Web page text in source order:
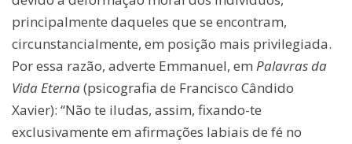
principalmente daqueles que se encontram,
circunstancialmente, em posição mais privilegiada.
Por essa razão, adverte Emmanuel, em Palavras da
Vida Eterna(psicografia de Francisco Cândido
Xavier): “Não te iludas, assim, fixando-te
exclusivamente em afirmações labiais de fé no